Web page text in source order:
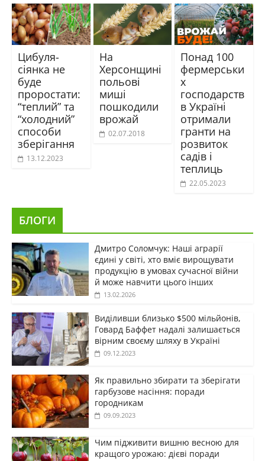
Цибуля-
сіянка не
буде
проростати:
“теплий” та
“холодний”
способи
зберігання
13.12.2023
На
Херсонщині
польові
миші
пошкодили
врожай
02.07.2018
Понад 100
фермерськи
х
господарств
в Україні
отримали
гранти на
розвиток
садів і
теплиць
22.05.2023
БЛОГИ
Дмитро Соломчук: Наші аграрії
єдині у світі, хто вміє вирощувати
продукцію в умовах сучасної війни
й може навчити цього інших
13.02.2026
Виділивши близько $500 мільйонів,
Говард Баффет надалі залишається
вірним своєму шляху в Україні
09.12.2023
Як правильно збирати та зберігати
гарбузове насіння: поради
городникам
09.09.2023
Чим підживити вишню весною для
кращого урожаю: дієві поради